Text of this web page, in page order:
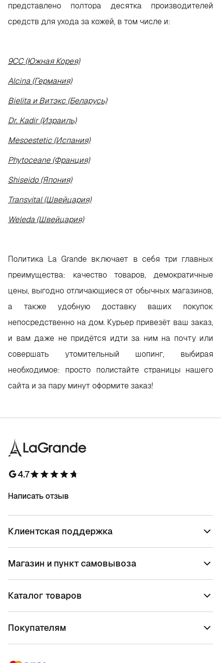
представлено полтора десятка производителей
средств для ухода за кожей, в том числе и:
9СС (Южная Корея)
Alcina (Германия)
Bielita и Витэкс (Беларусь)
Dr. Kadir (Израиль)
Mesoestetic (Испания)
Phytoceane (Франция)
Shiseido (Япония)
Transvital (Швейцария)
Weleda (Швейцария)
Политика La Grande включает в себя три главных
преимущества: качество товаров, демократичные
цены, выгодно отличающиеся от обычных магазинов,
а также удобную доставку ваших покупок
непосредственно на дом. Курьер привезёт ваш заказ,
и вам даже не придётся идти за ним на почту или
совершать утомительный шопинг, выбирая
необходимое: просто полистайте страницы нашего
сайта и за пару минут оформите заказ!
4.7
Написать отзыв
Клиентская поддержка
Магазин и пункт самовывоза
Каталог товаров
Покупателям